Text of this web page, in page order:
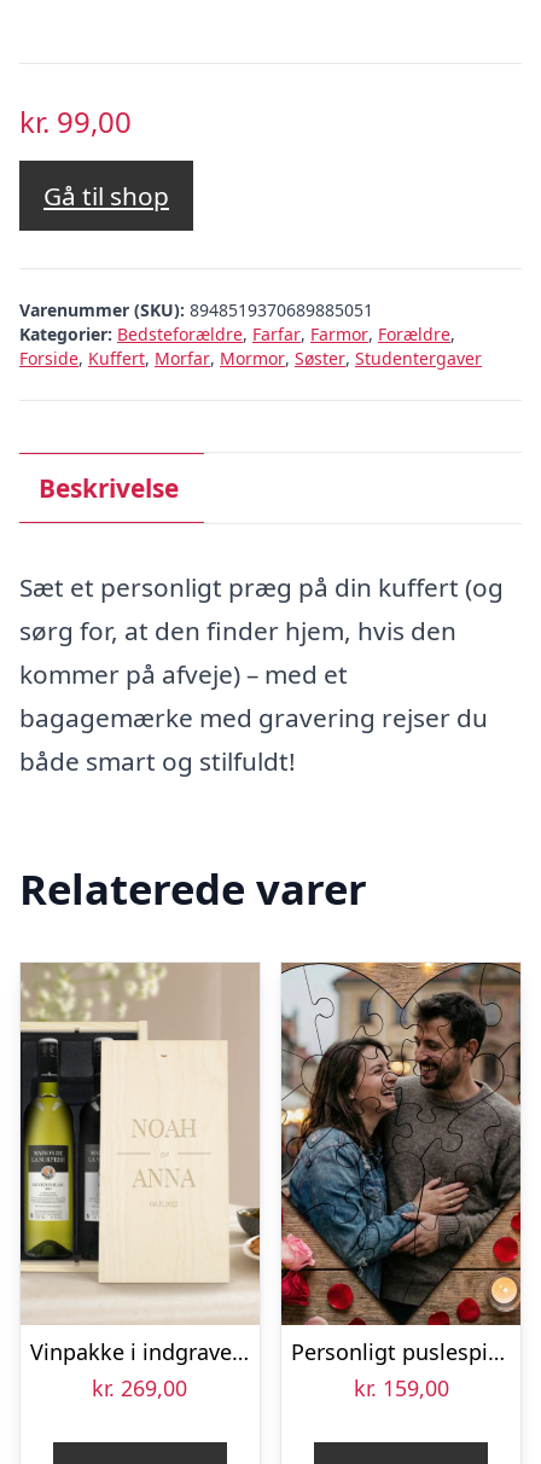
kr. 99,00
Gå til shop
Varenummer (SKU): 8948519370689885051
Kategorier: Bedsteforældre, Farfar, Farmor, Forældre,
Forside, Kuffert, Morfar, Mormor, Søster, Studentergaver
Beskrivelse
Sæt et personligt præg på din kuffert (og
sørg for, at den finder hjem, hvis den
kommer på afveje) – med et
bagagemærke med gravering rejser du
både smart og stilfuldt!
Relaterede varer
Vinpakke i indgraveret æske – Maison de la Surprise – Merlot og Sauvignon Blanc
kr. 269,00
Personligt puslespil med Billede – Hjerte
kr. 159,00